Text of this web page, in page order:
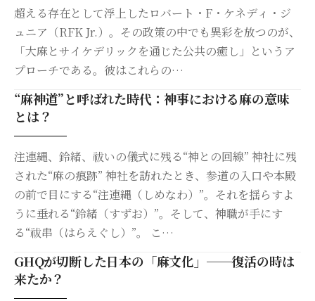
超える存在として浮上したロバート・F・ケネディ・ジ
ュニア（RFK Jr.）。その政策の中でも異彩を放つのが、
「大麻とサイケデリックを通じた公共の癒し」というア
プローチである。彼はこれらの…
“麻神道”と呼ばれた時代：神事における麻の意味
とは？
注連縄、鈴緒、祓いの儀式に残る“神との回線” 神社に残
された“麻の痕跡” 神社を訪れたとき、参道の入口や本殿
の前で目にする“注連縄（しめなわ）”。それを揺らすよ
うに垂れる“鈴緒（すずお）”。そして、神職が手にす
る“祓串（はらえぐし）”。 こ…
GHQが切断した日本の「麻文化」──復活の時は
来たか？